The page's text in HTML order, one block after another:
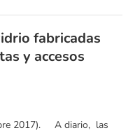
fabricadas
y accesos
2017). A diario, las